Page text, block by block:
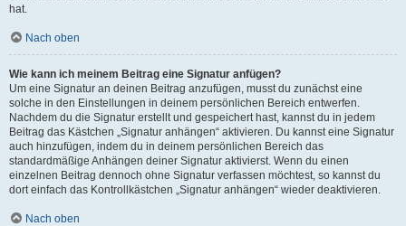
hat.
Nach oben
Wie kann ich meinem Beitrag eine Signatur anfügen?
Um eine Signatur an deinen Beitrag anzufügen, musst du zunächst eine
solche in den Einstellungen in deinem persönlichen Bereich entwerfen.
Nachdem du die Signatur erstellt und gespeichert hast, kannst du in jedem
Beitrag das Kästchen „Signatur anhängen“ aktivieren. Du kannst eine Signatur
auch hinzufügen, indem du in deinem persönlichen Bereich das
standardmäßige Anhängen deiner Signatur aktivierst. Wenn du einen
einzelnen Beitrag dennoch ohne Signatur verfassen möchtest, so kannst du
dort einfach das Kontrollkästchen „Signatur anhängen“ wieder deaktivieren.
Nach oben